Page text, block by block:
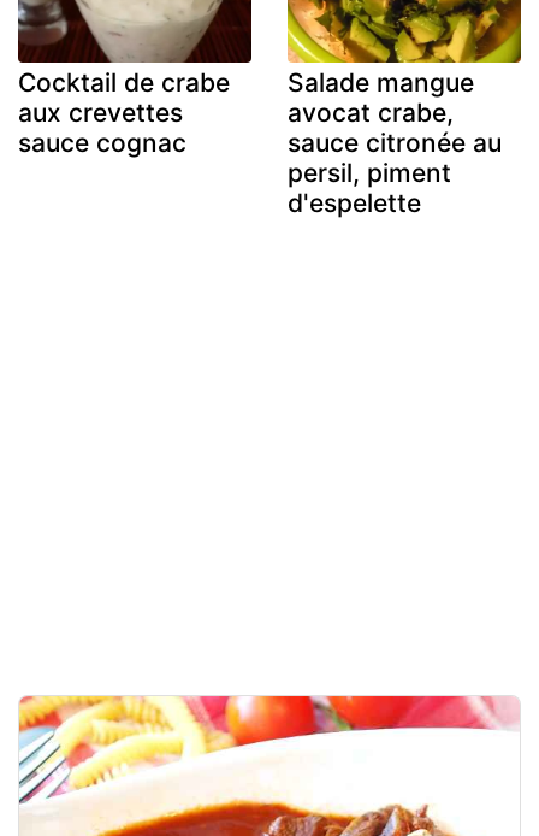
Cocktail de crabe
aux crevettes
sauce cognac
Salade mangue
avocat crabe,
sauce citronée au
persil, piment
d'espelette